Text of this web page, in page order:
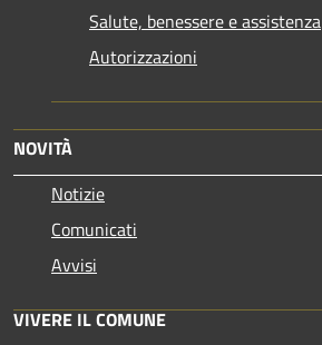
Salute, benessere e assistenza
Autorizzazioni
NOVITÀ
Notizie
Comunicati
Avvisi
VIVERE IL COMUNE